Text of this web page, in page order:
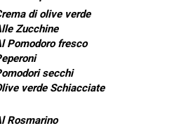
di olive verde
Zucchine
Pomodoro fresco
secchi
verde Schiacciate
Rosmarino